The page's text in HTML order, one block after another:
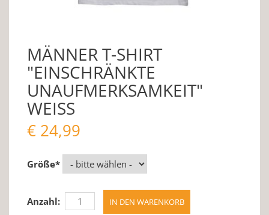
MÄNNER T-SHIRT
"EINSCHRÄNKTE
UNAUFMERKSAMKEIT"
WEISS
€ 24,99
Größe*
Anzahl: